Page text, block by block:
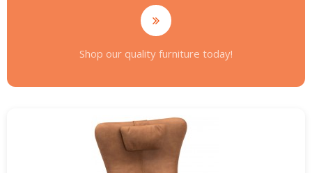
Shop our quality furniture today!